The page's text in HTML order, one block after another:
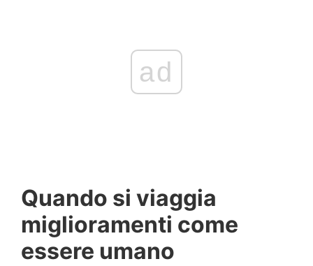
ad
Quando si viaggia
miglioramenti come
essere umano